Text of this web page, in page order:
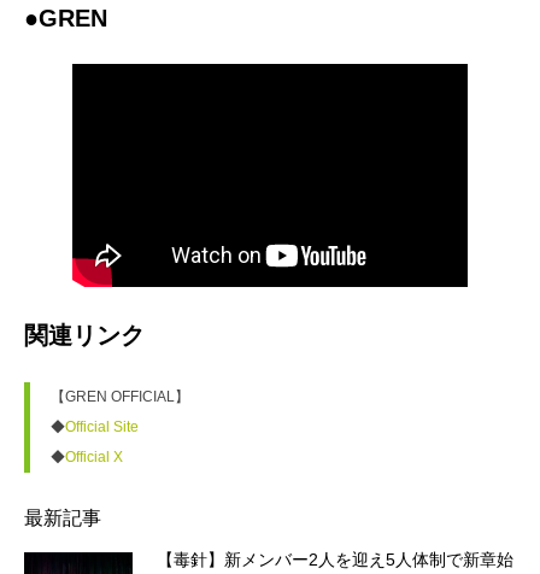
●GREN
関連リンク
【GREN OFFICIAL】
◆Official Site
◆Official X
最新記事
【毒針】新メンバー2人を迎え5人体制で新章始